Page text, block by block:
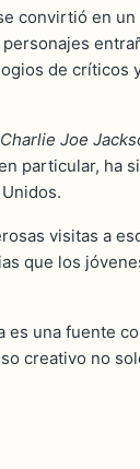
convirtió en
de críticos
Joe
particular, ha
visitas a
que los
una fuente
creativo no